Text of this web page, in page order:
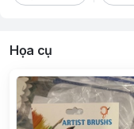
Họa cụ